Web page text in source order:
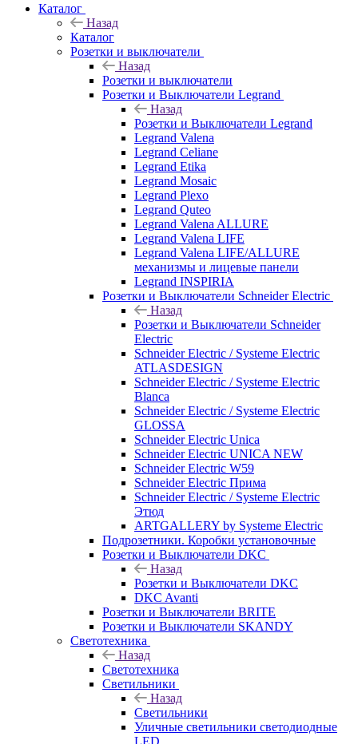
Каталог
Назад
Каталог
Розетки и выключатели
Назад
Розетки и выключатели
Розетки и Выключатели Legrand
Назад
Розетки и Выключатели Legrand
Legrand Valena
Legrand Celiane
Legrand Etika
Legrand Mosaic
Legrand Plexo
Legrand Quteo
Legrand Valena ALLURE
Legrand Valena LIFE
Legrand Valena LIFE/ALLURE
механизмы и лицевые панели
Legrand INSPIRIA
Розетки и Выключатели Schneider Electric
Назад
Розетки и Выключатели Schneider
Electric
Schneider Electric / Systeme Electric
ATLASDESIGN
Schneider Electric / Systeme Electric
Blanca
Schneider Electric / Systeme Electric
GLOSSA
Schneider Electric Unica
Schneider Electric UNICA NEW
Schneider Electric W59
Schneider Electric Прима
Schneider Electric / Systeme Electric
Этюд
ARTGALLERY by Systeme Electric
Подрозетники. Коробки установочные
Розетки и Выключатели DKC
Назад
Розетки и Выключатели DKC
DKC Avanti
Розетки и Выключатели BRITE
Розетки и Выключатели SKANDY
Светотехника
Назад
Светотехника
Светильники
Назад
Светильники
Уличные светильники светодиодные
LED